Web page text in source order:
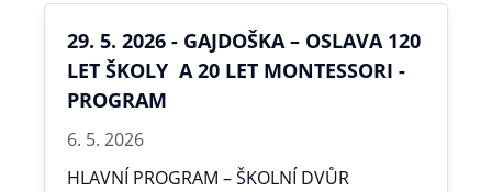
29. 5. 2026 - GAJDOŠKA – OSLAVA 120
LET ŠKOLY A 20 LET MONTESSORI -
PROGRAM
6. 5. 2026
HLAVNÍ PROGRAM – ŠKOLNÍ DVŮR